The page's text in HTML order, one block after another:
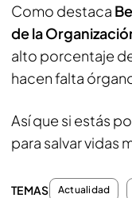
Como destaca
de la
alto porcentaje
hacen falta
Así que si estás
para salvar vidas
TEMAS Actualidad